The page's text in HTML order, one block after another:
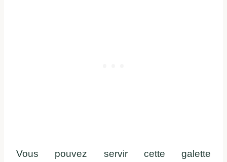
Vous pouvez servir cette galette